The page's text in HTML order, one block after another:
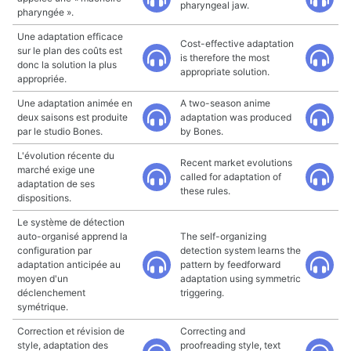
pharyngée ».
pharyngeal jaw.
Une adaptation efficace
sur le plan des coûts est
donc la solution la plus
appropriée.
Cost-effective adaptation
is therefore the most
appropriate solution.
Une adaptation animée en
deux saisons est produite
par le studio Bones.
A two-season anime
adaptation was produced
by Bones.
L'évolution récente du
marché exige une
adaptation de ses
dispositions.
Recent market evolutions
called for adaptation of
these rules.
Le système de détection
auto-organisé apprend la
configuration par
adaptation anticipée au
moyen d'un
déclenchement
symétrique.
The self-organizing
detection system learns the
pattern by feedforward
adaptation using symmetric
triggering.
Correction et révision de
style, adaptation des
Correcting and
proofreading style, text